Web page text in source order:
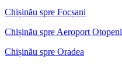
Chișinău spre Focșani
Chișinău spre Aeroport Otopeni
Chișinău spre Oradea